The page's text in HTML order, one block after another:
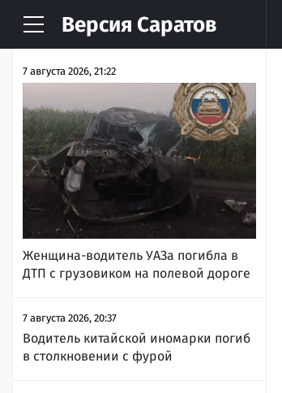
Версия Саратов
НОВОСТИ АРХИВ
7 августа 2026, 21:22
Женщина-водитель УАЗа погибла в
ДТП с грузовиком на полевой дороге
7 августа 2026, 20:37
Водитель китайской иномарки погиб
в столкновении с фурой